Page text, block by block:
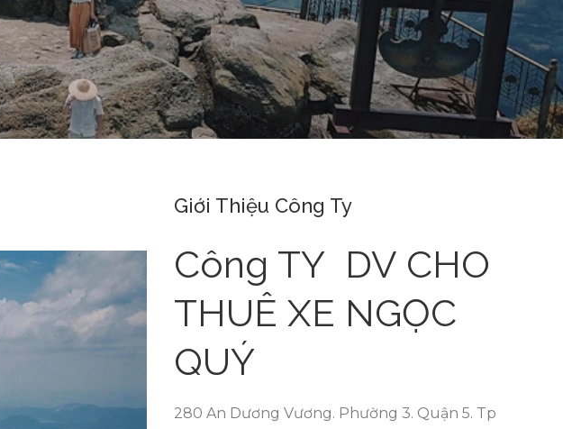
Giới Thiệu Công Ty
Công TY DV CHO
THUÊ XE NGỌC
QUÝ
280 An Dương Vương. Phường 3. Quận 5. Tp